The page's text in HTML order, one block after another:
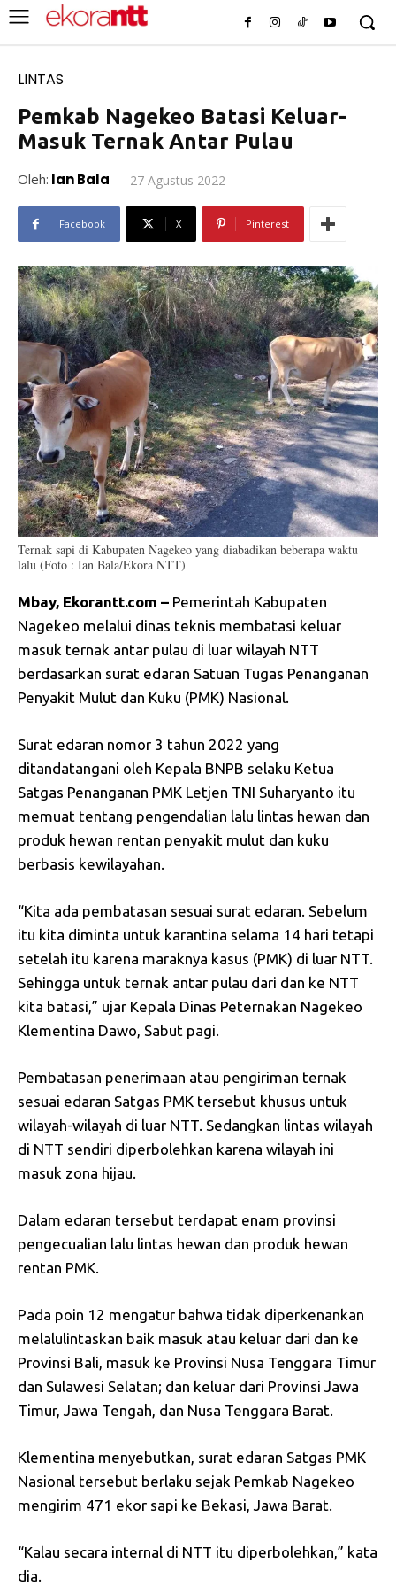
LINTAS
Pemkab Nagekeo Batasi Keluar-
Masuk Ternak Antar Pulau
Oleh: Ian Bala 27 Agustus 2022
Facebook X Pinterest
Ternak sapi di Kabupaten Nagekeo yang diabadikan beberapa waktu
lalu (Foto : Ian Bala/Ekora NTT)
Mbay, Ekorantt.com – Pemerintah Kabupaten
Nagekeo melalui dinas teknis membatasi keluar
masuk ternak antar pulau di luar wilayah NTT
berdasarkan surat edaran Satuan Tugas Penanganan
Penyakit Mulut dan Kuku (PMK) Nasional.
Surat edaran nomor 3 tahun 2022 yang
ditandatangani oleh Kepala BNPB selaku Ketua
Satgas Penanganan PMK Letjen TNI Suharyanto itu
memuat tentang pengendalian lalu lintas hewan dan
produk hewan rentan penyakit mulut dan kuku
berbasis kewilayahan.
“Kita ada pembatasan sesuai surat edaran. Sebelum
itu kita diminta untuk karantina selama 14 hari tetapi
setelah itu karena maraknya kasus (PMK) di luar NTT.
Sehingga untuk ternak antar pulau dari dan ke NTT
kita batasi,” ujar Kepala Dinas Peternakan Nagekeo
Klementina Dawo, Sabut pagi.
Pembatasan penerimaan atau pengiriman ternak
sesuai edaran Satgas PMK tersebut khusus untuk
wilayah-wilayah di luar NTT. Sedangkan lintas wilayah
di NTT sendiri diperbolehkan karena wilayah ini
masuk zona hijau.
Dalam edaran tersebut terdapat enam provinsi
pengecualian lalu lintas hewan dan produk hewan
rentan PMK.
Pada poin 12 mengatur bahwa tidak diperkenankan
melalulintaskan baik masuk atau keluar dari dan ke
Provinsi Bali, masuk ke Provinsi Nusa Tenggara Timur
dan Sulawesi Selatan; dan keluar dari Provinsi Jawa
Timur, Jawa Tengah, dan Nusa Tenggara Barat.
Klementina menyebutkan, surat edaran Satgas PMK
Nasional tersebut berlaku sejak Pemkab Nagekeo
mengirim 471 ekor sapi ke Bekasi, Jawa Barat.
“Kalau secara internal di NTT itu diperbolehkan,” kata
dia.